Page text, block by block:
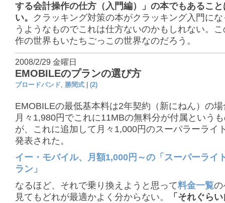
する会計操作の仕方（入門編）」の本でもあるこ
い。 クラッキング対策の本がクラッキング入門に
うようなものでこれは仕方ないのかもしれない。
作の世界もいたちごっこの世界なのだろう。
2008/2/29 金曜日
EMOBILEのプランの選び方
ブロードバンド, 勝間式 (2)
EMOBILEの最低基本料は2年契約（新にねん）の
月々1,980円でこれに11MBの無料分が付属という
が、これに追加して月々1,000円のスーパラーライ
発表された。
イー・モバイル、月額1,000円～の「スーパーライ
ラン」
なるほど、それで乗り換えようと思って料金一覧の
見てもどれが最適かよく分からない。
「それぐら